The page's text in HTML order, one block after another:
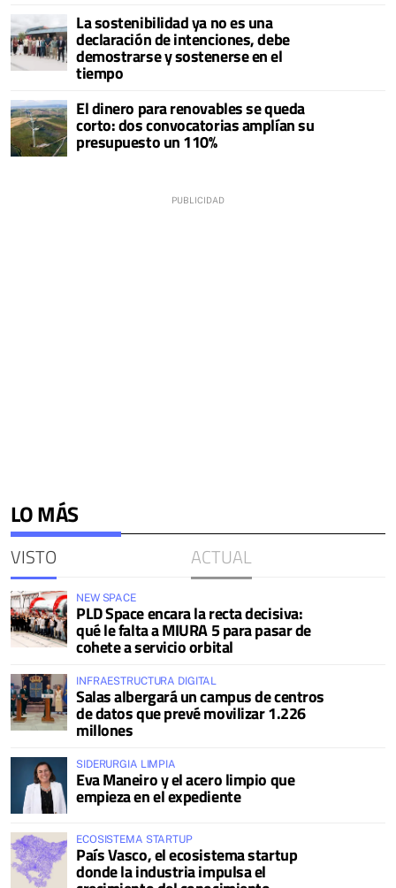
La sostenibilidad ya no es una
declaración de intenciones, debe
demostrarse y sostenerse en el
tiempo
El dinero para renovables se queda
corto: dos convocatorias amplían su
presupuesto un 110%
LO MÁS
VISTO ACTUAL
NEW SPACE
PLD Space encara la recta decisiva:
qué le falta a MIURA 5 para pasar de
cohete a servicio orbital
INFRAESTRUCTURA DIGITAL
Salas albergará un campus de centros
de datos que prevé movilizar 1.226
millones
SIDERURGIA LIMPIA
Eva Maneiro y el acero limpio que
empieza en el expediente
ECOSISTEMA STARTUP
País Vasco, el ecosistema startup
donde la industria impulsa el